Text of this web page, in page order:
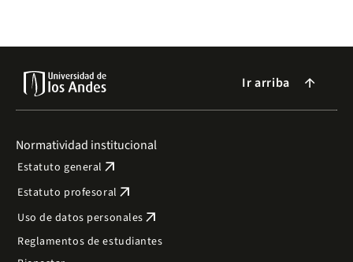
Ir arriba arrow_forward
Normatividad institucional
Estatuto general arrow_outward
Estatuto profesoral arrow_outward
Uso de datos personales arrow_outward
Reglamentos de estudiantes